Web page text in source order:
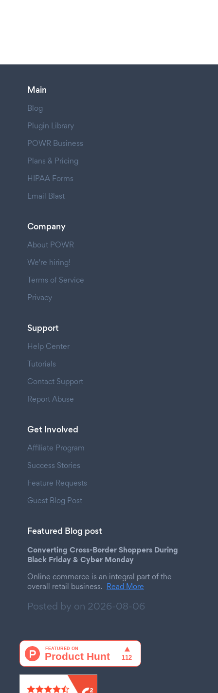
Main
Blog
Plugin Library
POWR Business
Plans & Pricing
HIPAA Forms
Email Blast
Company
About POWR
We're hiring!
Terms of Service
Privacy
Support
Help Center
Tutorials
Contact Support
Report Abuse
Get Involved
Affiliate Program
Success Stories
Feature Requests
Guest Blog Post
Featured Blog post
Converting Cross-Border Shoppers During
Black Friday & Cyber Monday
Online commerce is an integral part of the
overall retail business. Read More
Posted by on 2026-08-06